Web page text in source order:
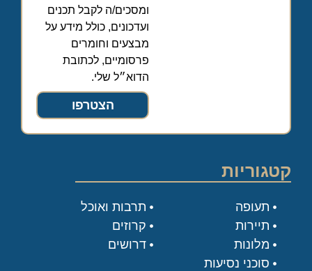
ומסכים/ה לקבל תכנים
ועדכונים, כולל מידע על
מבצעים וחומרים
פרסומיים, לכתובת
הדוא״ל שלי.
הצטרפו
קטגוריות
תעופה
תיירות
מלונות
סוכני נסיעות
תרבות ואוכל
קרוזים
דרושים